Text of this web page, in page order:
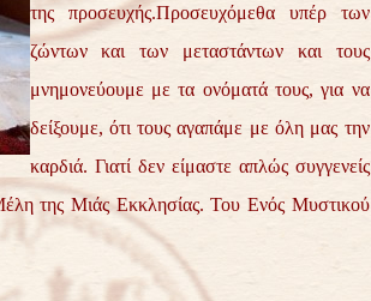
της προσευχής.Προσευχόμεθα υπέρ των
ζώντων και των μεταστάντων και τους
μνημονεύουμε με τα ονόματά τους, για να
δείξουμε, ότι τους αγαπάμε με όλη μας την
καρδιά. Γιατί δεν είμαστε απλώς συγγενείς
της Μιάς Εκκλησίας. Του Ενός Μυστικού